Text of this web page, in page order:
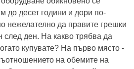
до десет години и дори по-
нежелателно да правите грешки
след ден. На какво трябва да
купувате? На първо място -
на обемите на